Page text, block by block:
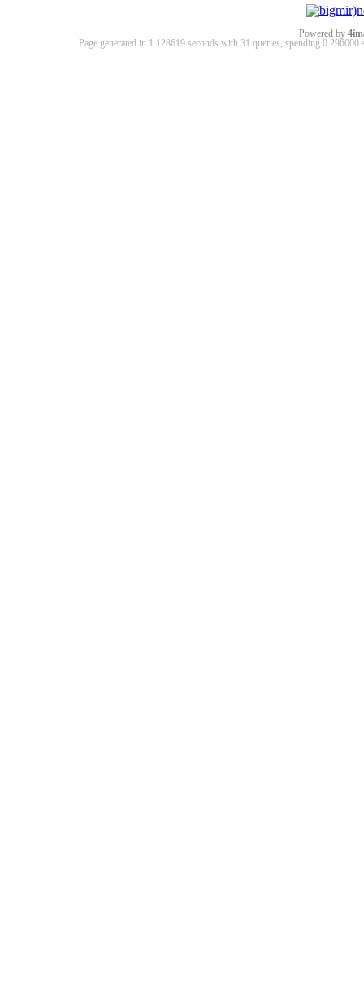
Powered by
Page generated in 1.128619 seconds with 31 queries, spending